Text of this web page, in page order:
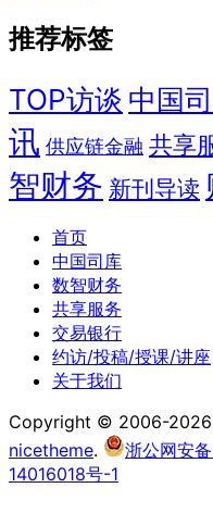
推荐标签
TOP访谈 中国
讯 供应链金融 共享
智财务 新刊导读
首页
中国司库
数智财务
共享服务
交易银行
约访/投稿/授课/讲座
关于我们
Copyright © 2006-2026
nicetheme. 浙公网安
14016018号-1